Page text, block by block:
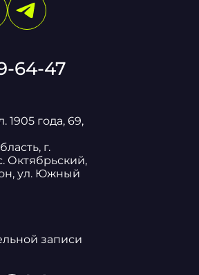
64-47
1905 года, 69,
г.
Октябрьский,
ул. Южный
записи